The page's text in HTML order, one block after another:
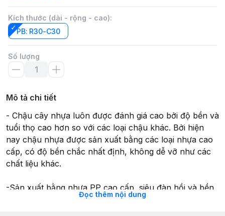
Kích thước (dài - rộng - cao):
PB: R30-C30
Số lượng
Mô tả chi tiết
- Chậu cây nhựa luôn được đánh giá cao bởi độ bền và
tuổi thọ cao hơn so với các loại chậu khác. Bởi hiện
nay chậu nhựa được sản xuất bằng các loại nhựa cao
cấp, có độ bền chắc nhất định, không dễ vỡ như các
chất liệu khác.
-Sản xuất bằng nhựa PP cao cấp, siêu đàn hồi và bền
bỉ, độ dẻo cao, và điều kiện thời tiết khắc nghiệt vùng
Đọc thêm nội dung